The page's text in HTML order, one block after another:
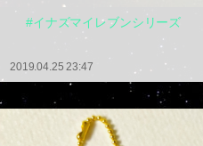
#イナズマイレブンシリーズ
2019.04.25 23:47